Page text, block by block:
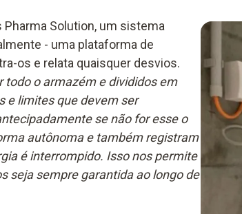
Solution, um sistema
- uma plataforma de
os e relata quaisquer desvios.
todo o armazém e divididos em
e limites que devem ser
se não for esse o
autônoma e também registram
é interrompido. Isso nos permite
seja sempre garantida ao longo de